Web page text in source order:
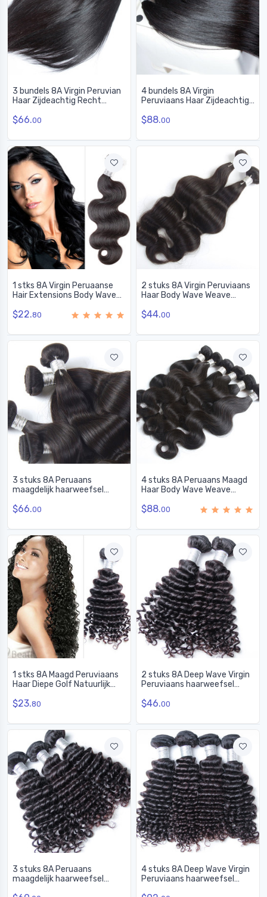
3 bundels 8A Virgin Peruvian
Haar Zijdeachtig Recht
$66.00
4 bundels 8A Virgin
Peruviaans Haar Zijdeachtig
Zwart
$88.00
1 stks 8A Virgin Peruaanse
Hair Extensions Body Wave
$22.80
2 stuks 8A Virgin Peruviaans
Haar Body Wave Weave
$44.00
3 stuks 8A Peruaans
maagdelijk haarweefsel
lichaamsgolf
$66.00
4 stuks 8A Peruaans Maagd
Haar Body Wave Weave
$88.00
1 stks 8A Maagd Peruviaans
Haar Diepe Golf Natuurlijk
$23.80
2 stuks 8A Deep Wave Virgin
Peruviaans haarweefsel
$46.00
3 stuks 8A Peruaans
maagdelijk haarweefsel
4 stuks 8A Deep Wave Virgin
Peruviaans haarweefsel